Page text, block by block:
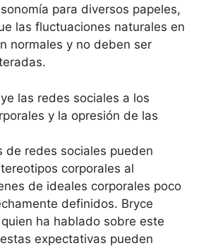
para diversos papeles,
las fluctuaciones naturales en
normales y no deben ser
las redes sociales a los
y la opresión de las
de redes sociales pueden
corporales al
de ideales corporales poco
definidos. Bryce
ha hablado sobre este
expectativas pueden